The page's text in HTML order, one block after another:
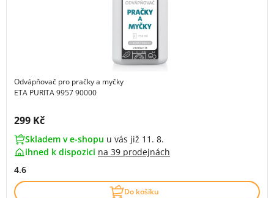
Odvápňovač pro pračky a myčky
ETA PURITA 9957 90000
Cena s DPH:
299 Kč
Skladem v e-shopu u vás již 11. 8.
ihned k dispozici na 39 prodejnách
4.6
Do košíku